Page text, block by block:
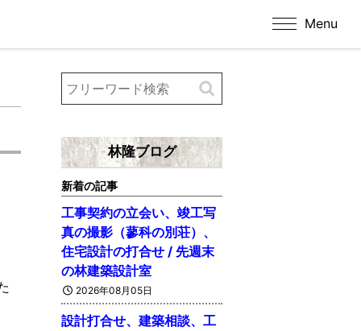
Menu
林隆ブログ
新着の記事
工事契約の立会い、竣工写
真の撮影（蓼科の別荘）、
住宅設計の打合せ / 先週末
の林建築設計室
2026年08月05日
設計打合せ、建築相談、工